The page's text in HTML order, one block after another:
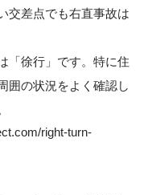
交差点でも右直事故は
「徐行」です。特に住
囲の状況をよく確認し
right-turn-